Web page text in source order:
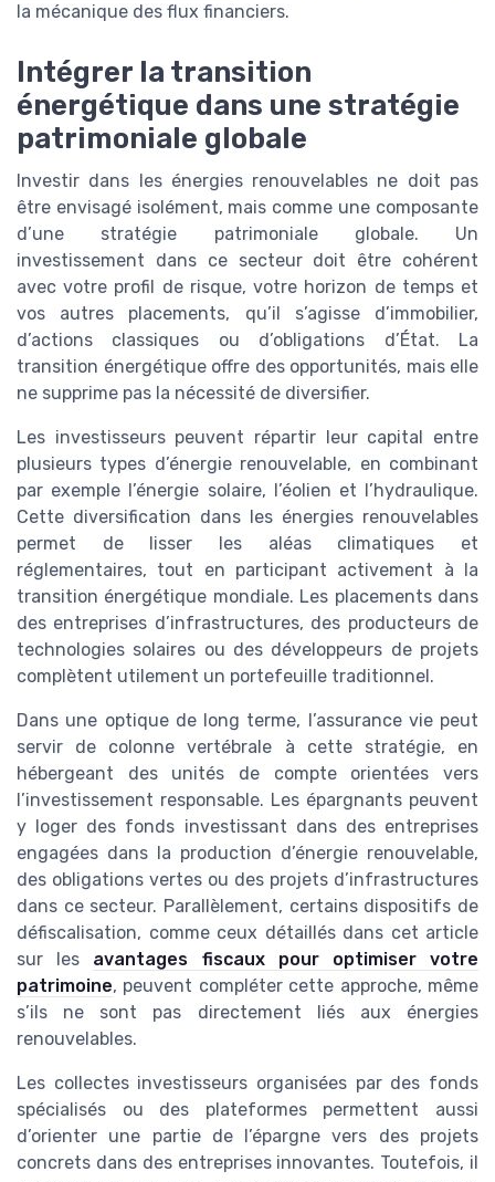
la mécanique des flux financiers.
Intégrer la transition
énergétique dans une stratégie
patrimoniale globale
Investir dans les énergies renouvelables ne doit pas
être envisagé isolément, mais comme une composante
d’une stratégie patrimoniale globale. Un
investissement dans ce secteur doit être cohérent
avec votre profil de risque, votre horizon de temps et
vos autres placements, qu’il s’agisse d’immobilier,
d’actions classiques ou d’obligations d’État. La
transition énergétique offre des opportunités, mais elle
ne supprime pas la nécessité de diversifier.
Les investisseurs peuvent répartir leur capital entre
plusieurs types d’énergie renouvelable, en combinant
par exemple l’énergie solaire, l’éolien et l’hydraulique.
Cette diversification dans les énergies renouvelables
permet de lisser les aléas climatiques et
réglementaires, tout en participant activement à la
transition énergétique mondiale. Les placements dans
des entreprises d’infrastructures, des producteurs de
technologies solaires ou des développeurs de projets
complètent utilement un portefeuille traditionnel.
Dans une optique de long terme, l’assurance vie peut
servir de colonne vertébrale à cette stratégie, en
hébergeant des unités de compte orientées vers
l’investissement responsable. Les épargnants peuvent
y loger des fonds investissant dans des entreprises
engagées dans la production d’énergie renouvelable,
des obligations vertes ou des projets d’infrastructures
dans ce secteur. Parallèlement, certains dispositifs de
défiscalisation, comme ceux détaillés dans cet article
sur les avantages fiscaux pour optimiser votre
patrimoine, peuvent compléter cette approche, même
s’ils ne sont pas directement liés aux énergies
renouvelables.
Les collectes investisseurs organisées par des fonds
spécialisés ou des plateformes permettent aussi
d’orienter une partie de l’épargne vers des projets
concrets dans des entreprises innovantes. Toutefois, il